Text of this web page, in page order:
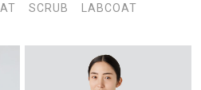
SCRUB LABCOAT